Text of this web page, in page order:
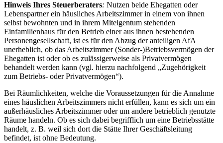
Hinweis Ihres Steuerberaters: Nutzen beide Ehegatten oder
Lebenspartner ein häusliches Arbeitszimmer in einem von ihnen
selbst bewohnten und in ihrem Miteigentum stehenden
Einfamilienhaus für den Betrieb einer aus ihnen bestehenden
Personengesellschaft, ist es für den Abzug der anteiligen AfA
unerheblich, ob das Arbeitszimmer (Sonder-)Betriebsvermögen der
Ehegatten ist oder ob es zulässigerweise als Privatvermögen
behandelt werden kann (vgl. hierzu nachfolgend „Zugehörigkeit
zum Betriebs- oder Privatvermögen“).
Bei Räumlichkeiten, welche die Voraussetzungen für die Annahme
eines häuslichen Arbeitszimmers nicht erfüllen, kann es sich um ein
außerhäusliches Arbeitszimmer oder um andere betrieblich genutzte
Räume handeln. Ob es sich dabei begrifflich um eine Betriebsstätte
handelt, z. B. weil sich dort die Stätte Ihrer Geschäftsleitung
befindet, ist ohne Bedeutung.